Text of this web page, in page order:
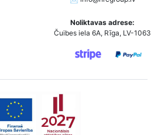
Noliktavas adrese:
Čuibes iela 6A, Rīga, LV-1063